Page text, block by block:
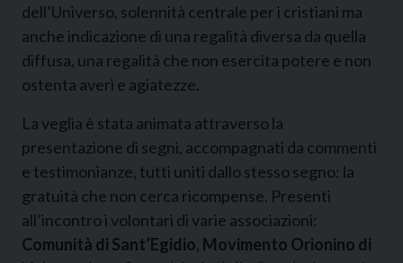
dell’Universo, solennità centrale per i cristiani ma
anche indicazione di una regalità diversa da quella
diffusa, una regalità che non esercita potere e non
ostenta averi e agiatezze.
La veglia è stata animata attraverso la
presentazione di segni, accompagnati da commenti
e testimonianze, tutti uniti dallo stesso segno: la
gratuità che non cerca ricompense. Presenti
all’incontro i volontari di varie associazioni:
Comunità di Sant’Egidio, Movimento Orionino di